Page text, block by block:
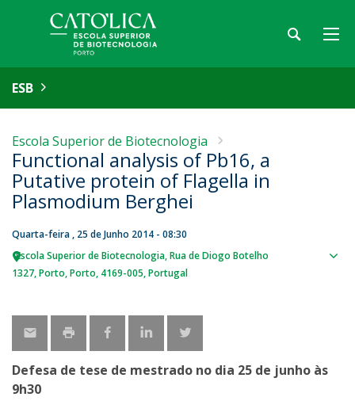
ESB
Escola Superior de Biotecnologia
Functional analysis of Pb16, a
Putative protein of Flagella in
Plasmodium Berghei
Quarta-feira , 25 de Junho 2014 - 08:30
Escola Superior de Biotecnologia Rua de Diogo Botelho
1327 Porto Porto 4169-005 Portugal
Defesa de tese de mestrado no dia 25 de junho às
9h30